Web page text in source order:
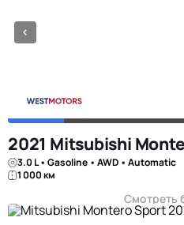
2021 Mitsubishi
3.0 L • Gasoline • AWD • Automatic
1 000 км
Смотреть